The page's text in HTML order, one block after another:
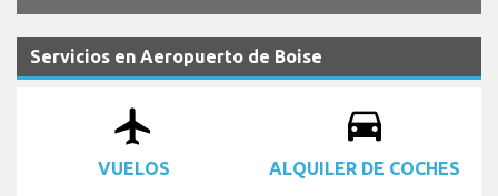
Servicios en Aeropuerto de Boise
airplanemode_active
VUELOS
drive_eta
ALQUILER DE COCHES